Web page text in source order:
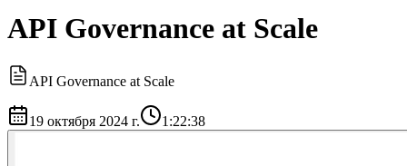
API Governance at Scale
API Governance at Scale
19 октября 2024 г. 1:22:38